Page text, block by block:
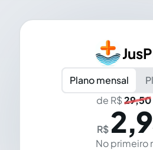
Plano mensal
de R$29,50
R$
No primeiro